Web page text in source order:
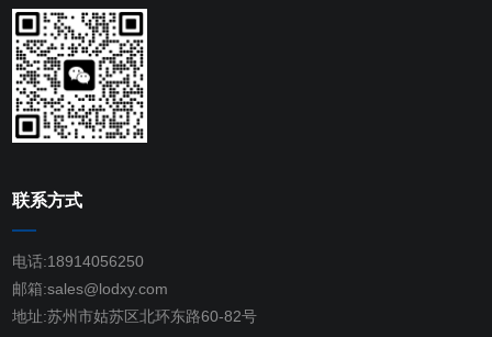
联系方式
电话:18914056250
邮箱:sales@lodxy.com
地址:苏州市姑苏区北环东路60-82号